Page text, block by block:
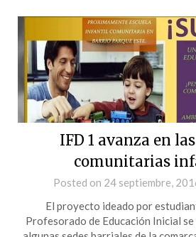
IFD 1 avanza en
comunitarias
Posted on 24 septiembre,
El proyecto ideado por
Profesorado de Educación Inicial se